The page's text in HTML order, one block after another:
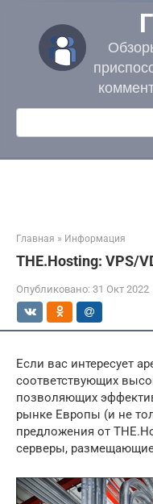
контенту
Поиск:
Главная » Информация
THE.Hosting: VPS/
Опубликовано: 31 Окт 2022
Если вас интересует
соответствующих
позволяющих
рынке Европы (и не
предложения от
серверы,